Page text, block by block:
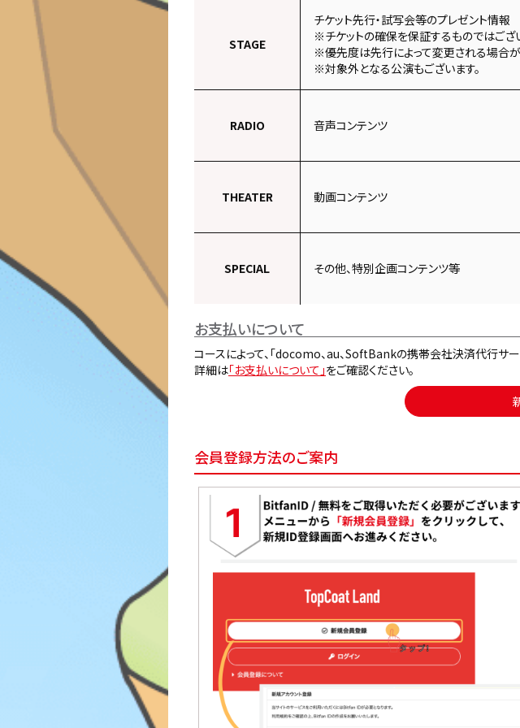
STAGE
チケット先行・試写会等のプレゼント情報
※チケットの確保を保証するものではござ
※優先度は先行によって変更される場合が
※対象外となる公演もございます。
RADIO 音声コンテンツ
THEATER 動画コンテンツ
SPECIAL その他、特別企画コンテンツ等
お支払いについて
コースによって、「docomo、au、SoftBankの携帯会社決済代行サー
詳細は「お支払いについて」をご確認ください。
会員登録方法のご案内